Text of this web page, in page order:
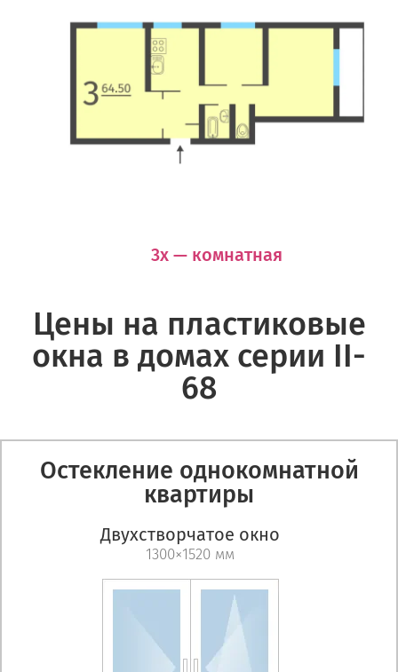
3х — комнатная
Цены на пластиковые
окна в домах серии II-
68
Остекление однокомнатной
квартиры
Двухстворчатое окно
1300×1520 мм